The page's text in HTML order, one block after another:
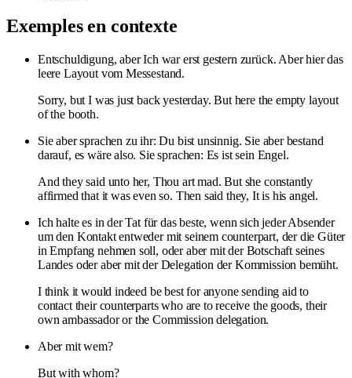
Exemples en contexte
Entschuldigung, aber Ich war erst gestern zurück. Aber hier das
leere Layout vom Messestand.
Sorry, but I was just back yesterday. But here the empty layout
of the booth.
Sie aber sprachen zu ihr: Du bist unsinnig. Sie aber bestand
darauf, es wäre also. Sie sprachen: Es ist sein Engel.
And they said unto her, Thou art mad. But she constantly
affirmed that it was even so. Then said they, It is his angel.
Ich halte es in der Tat für das beste, wenn sich jeder Absender
um den Kontakt entweder mit seinem counterpart, der die Güter
in Empfang nehmen soll, oder aber mit der Botschaft seines
Landes oder aber mit der Delegation der Kommission bemüht.
I think it would indeed be best for anyone sending aid to
contact their counterparts who are to receive the goods, their
own ambassador or the Commission delegation.
Aber mit wem?
But with whom?